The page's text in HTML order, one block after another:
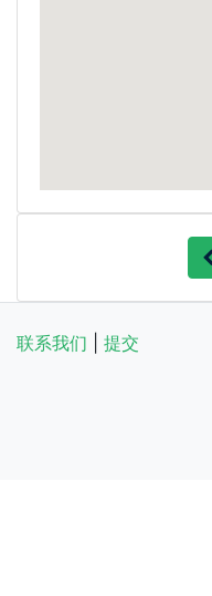
联系我们 提交